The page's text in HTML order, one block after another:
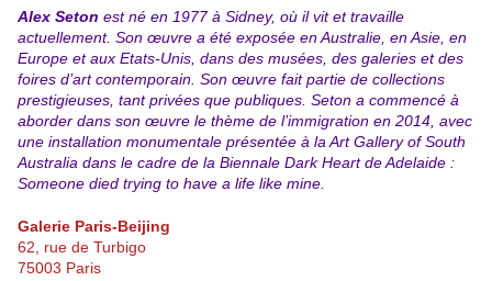
Alex Seton est né en 1977 à Sidney, où il vit et travaille
actuellement. Son œuvre a été exposée en Australie, en Asie, en
Europe et aux Etats-Unis, dans des musées, des galeries et des
foires d’art contemporain. Son œuvre fait partie de collections
prestigieuses, tant privées que publiques. Seton a commencé à
aborder dans son œuvre le thème de l’immigration en 2014, avec
une installation monumentale présentée à la Art Gallery of South
Australia dans le cadre de la Biennale Dark Heart de Adelaide :
Someone died trying to have a life like mine.
Galerie Paris-Beijing
62, rue de Turbigo
75003 Paris